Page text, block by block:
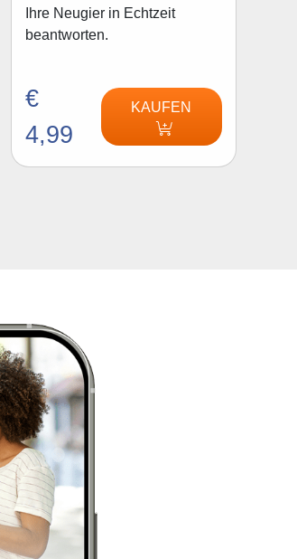
Ihre Neugier in Echtzeit
beantworten.
€
4,99
KAUFEN